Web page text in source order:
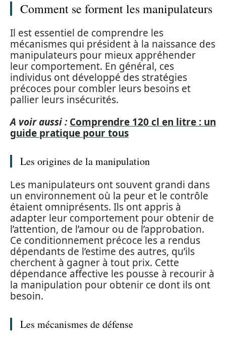
Comment se forment les manipulateurs
Il est essentiel de comprendre les
mécanismes qui président à la naissance des
manipulateurs pour mieux appréhender
leur comportement. En général, ces
individus ont développé des stratégies
précoces pour combler leurs besoins et
pallier leurs insécurités.
A voir aussi : Comprendre 120 cl en litre : un
guide pratique pour tous
Les origines de la manipulation
Les manipulateurs ont souvent grandi dans
un environnement où la peur et le contrôle
étaient omniprésents. Ils ont appris à
adapter leur comportement pour obtenir de
l’attention, de l’amour ou de l’approbation.
Ce conditionnement précoce les a rendus
dépendants de l’estime des autres, qu’ils
cherchent à gagner à tout prix. Cette
dépendance affective les pousse à recourir à
la manipulation pour obtenir ce dont ils ont
besoin.
Les mécanismes de défense